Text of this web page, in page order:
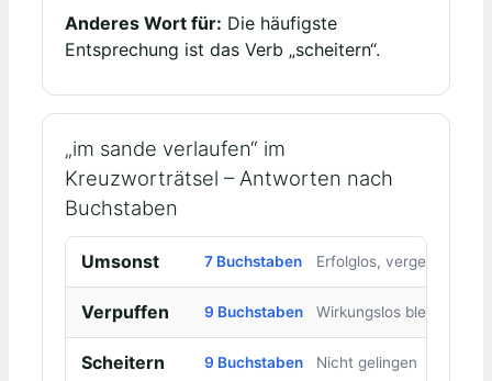
Anderes Wort für: Die häufigste
Entsprechung ist das Verb „scheitern“.
„im sande verlaufen“ im
Kreuzworträtsel – Antworten nach
Buchstaben
Umsonst 7 Buchstaben Erfolglos, vergeblich
Verpuffen 9 Buchstaben Wirkungslos bleiben
Scheitern 9 Buchstaben Nicht gelingen